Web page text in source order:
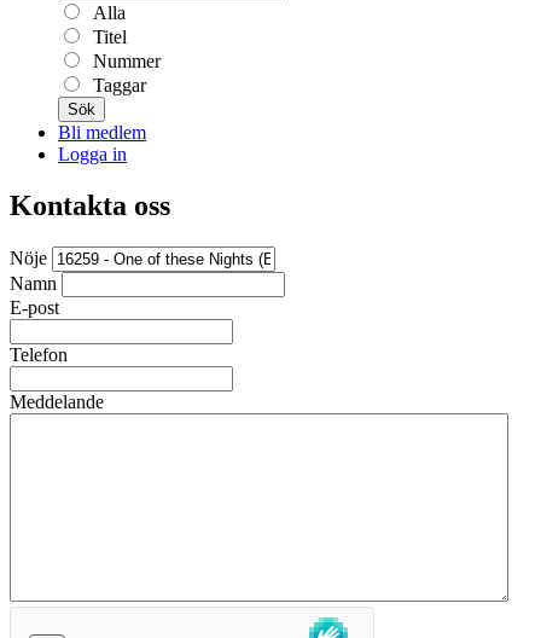
Alla
Titel
Nummer
Taggar
Sök
Bli medlem
Logga in
Kontakta oss
Nöje
Namn
E-post
Telefon
Meddelande